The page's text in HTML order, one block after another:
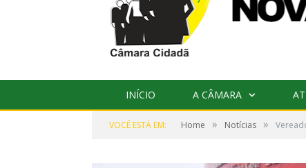
INÍCIO A CÂMARA
VOCÊ ESTÁ EM: Home » Notícias »